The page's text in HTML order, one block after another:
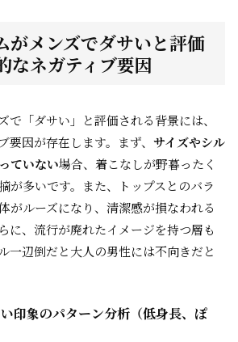
がメンズでダサいと評価
なネガティブ要因
で「ダサい」と評価される背景には、
要因が存在します。まず、 サイズやシル
ていない場合、着こなしが野暮ったく
が多いです。また、トップスとのバラ
がルーズになり、清潔感が損なわれる
に、流行が廃れたイメージを持つ層も
一辺倒だと大人の男性には不向きだと
印象のパターン分析（低身長、ぽ